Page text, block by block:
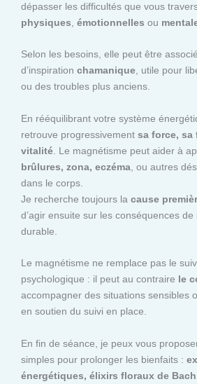
dépasser les difficultés que vous
physiques émotionnelles ou
Selon les besoins, elle peut être
d’inspiration chamanique, utile pour
ou des troubles plus anciens.
En rééquilibrant votre système
retrouve progressivement sa force, sa
vitalité . Le magnétisme peut aider à
brûlures, zona, eczéma , ou autres
dans le corps.
Je recherche toujours la cause
d’agir ensuite sur les conséquences
durable.
Le magnétisme ne remplace pas le
psychologique : il peut au contraire le
accompagner des situations sensibles
en soutien du suivi en place.
En fin de séance, je peux vous
simples pour prolonger les bienfaits :
énergétiques, élixirs floraux de